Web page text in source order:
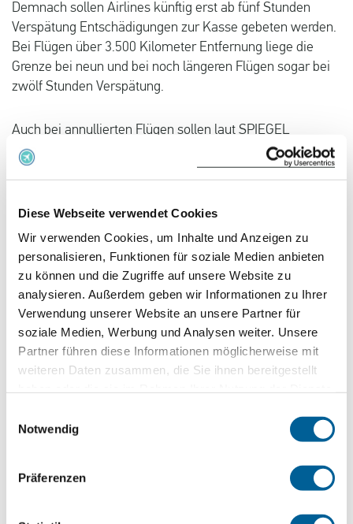
Diese Webseite verwendet Cookies
Wir verwenden Cookies, um Inhalte und Anzeigen zu
personalisieren, Funktionen für soziale Medien anbieten
zu können und die Zugriffe auf unsere Website zu
analysieren. Außerdem geben wir Informationen zu Ihrer
Verwendung unserer Website an unsere Partner für
soziale Medien, Werbung und Analysen weiter. Unsere
Partner führen diese Informationen möglicherweise mit
weiteren Daten zusammen, die Sie ihnen bereitgestellt
Notwendig
Präferenzen
Kontakt
Demnach sollen Airlines künftig erst ab fünf Stunden
Verspätung Entschädigungen zur Kasse gebeten werden.
Bei Flügen über 3.500 Kilometer Entfernung liege die
Grenze bei neun und bei noch längeren Flügen sogar bei
zwölf Stunden Verspätung.
Auch bei annullierten Flügen sollen laut SPIEGEL
strengere Regeln gelten. Während heute Passagieren ein
finanzieller Ausgleich zusteht, wenn sie mehr als zwei
erst nach fünf Stunden entschädigt werden.
Die Folgen für die Verbraucher veranschaulicht das
Magazin anhand von EUclaim-Daten: Mit den neuen
Regelungen wären 2013 statt rund 14.500
ausgleichspflichtigen Flugverspätungen in
Großbritannien, den Niederlanden und Deutschland
lediglich 4.100 gegeben – also weniger als ein Drittel.
Bleibt es dabei, hätten die Manager von Lufthansa,
errungen”, schließt SPIEGEL-Autor Gerald Traufetter
angesichts des Vorstoßes der Regierungen. Ebenso